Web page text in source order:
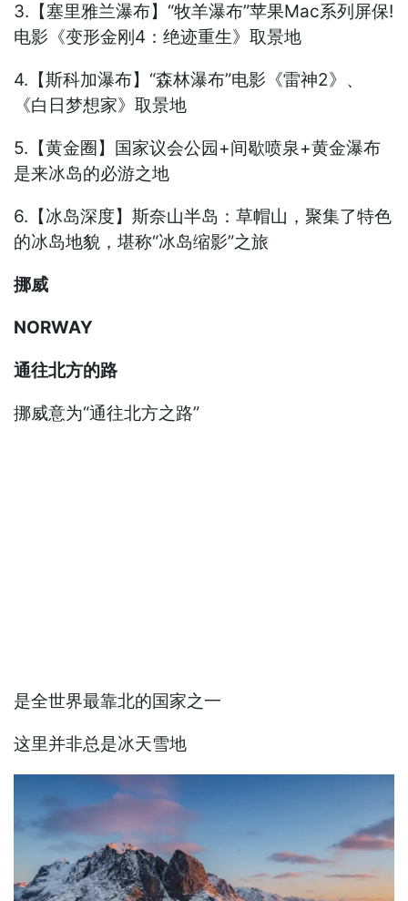
3.【塞里雅兰瀑布】“牧羊瀑布”苹果Mac系列屏保!
电影《变形金刚4：绝迹重生》取景地
4.【斯科加瀑布】“森林瀑布”电影《雷神2》、
《白日梦想家》取景地
5.【黄金圈】国家议会公园+间歇喷泉+黄金瀑布
是来冰岛的必游之地
6.【冰岛深度】斯奈山半岛：草帽山，聚集了特色
的冰岛地貌，堪称“冰岛缩影”之旅
挪威
NORWAY
通往北方的路
挪威意为“通往北方之路”
是全世界最靠北的国家之一
这里并非总是冰天雪地